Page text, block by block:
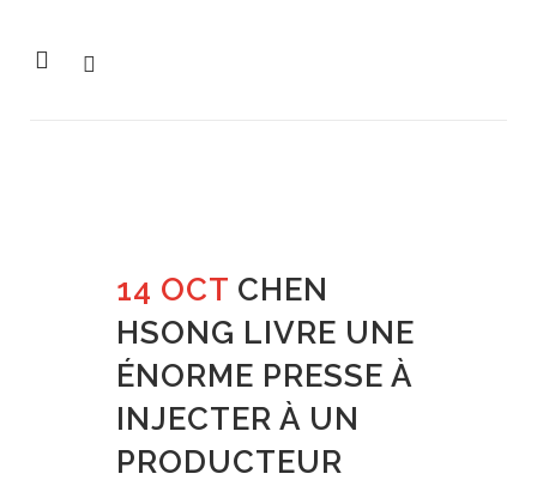
14 OCT CHEN
HSONG LIVRE UNE
ÉNORME PRESSE À
INJECTER À UN
PRODUCTEUR